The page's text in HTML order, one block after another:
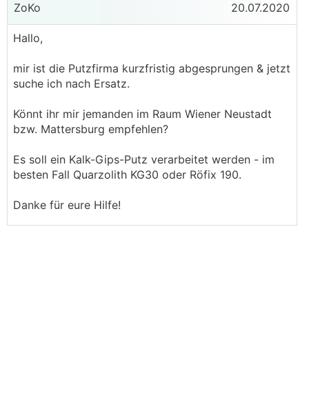
ZoKo 20.07.2020
Hallo,
mir ist die Putzfirma kurzfristig abgesprungen & jetzt
suche ich nach Ersatz.
Könnt ihr mir jemanden im Raum Wiener Neustadt
bzw. Mattersburg empfehlen?
Es soll ein Kalk-Gips-Putz verarbeitet werden - im
besten Fall Quarzolith KG30 oder Röfix 190.
Danke für eure Hilfe!